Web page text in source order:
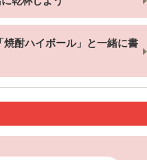
酎ハイボール」と一緒に書